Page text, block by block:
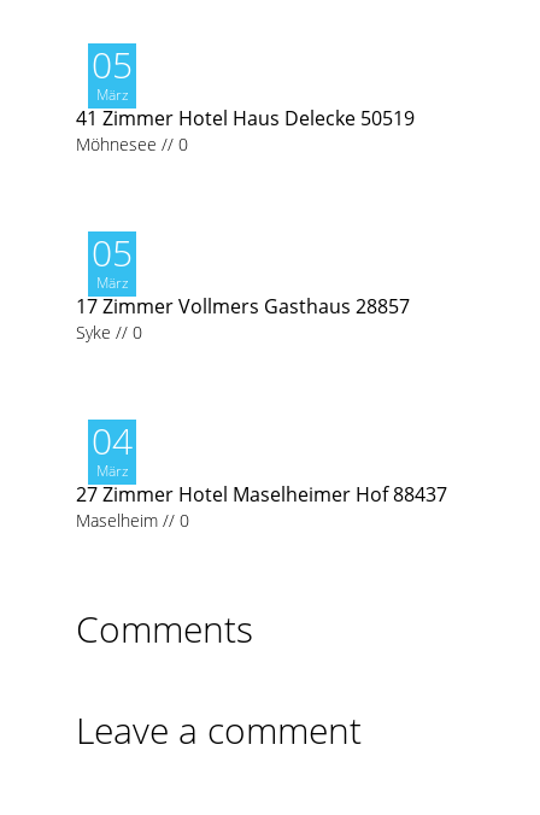
05
März
41 Zimmer Hotel Haus Delecke 50519
Möhnesee // 0
05
März
17 Zimmer Vollmers Gasthaus 28857
Syke // 0
04
März
27 Zimmer Hotel Maselheimer Hof 88437
Maselheim // 0
Comments
Leave a comment